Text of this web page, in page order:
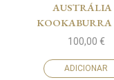
AUSTRÁLIA
KOOKABURRA
100,00 €
ADICIONAR